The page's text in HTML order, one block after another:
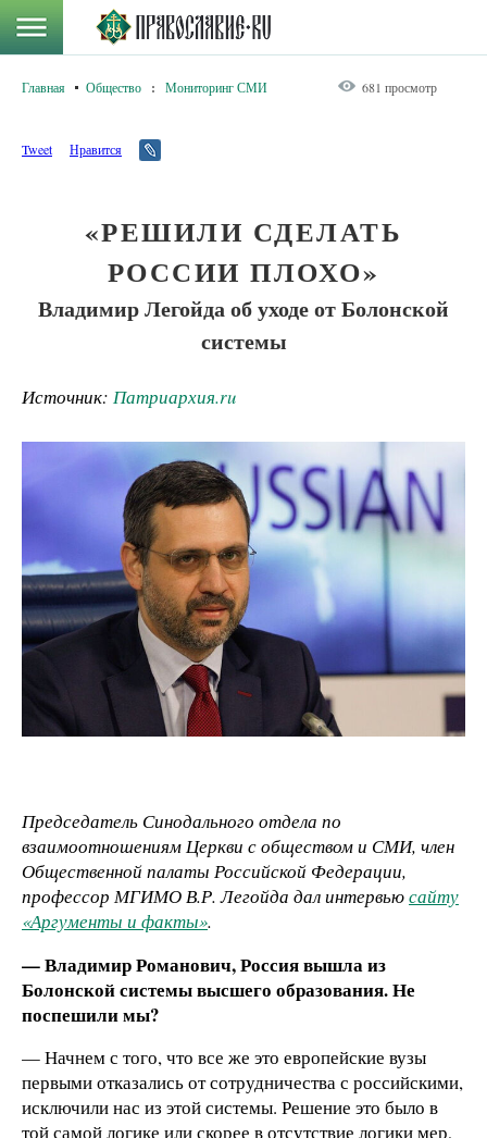
Главная Общество : Мониторинг СМИ 681 просмотр
Tweet Нравится
«РЕШИЛИ СДЕЛАТЬ
РОССИИ ПЛОХО»
Владимир Легойда об уходе от Болонской
системы
Источник: Патриархия.ru
Председатель Синодального отдела по
взаимоотношениям Церкви с обществом и СМИ, член
Общественной палаты Российской Федерации,
профессор МГИМО В.Р. Легойда дал интервьюсайту
«Аргументы и факты».
— Владимир Романович, Россия вышла из
Болонской системы высшего образования. Не
поспешили мы?
— Начнем с того, что все же это европейские вузы
первыми отказались от сотрудничества с российскими,
исключили нас из этой системы. Решение это было в
той самой логике или скорее в отсутствие логики мер,